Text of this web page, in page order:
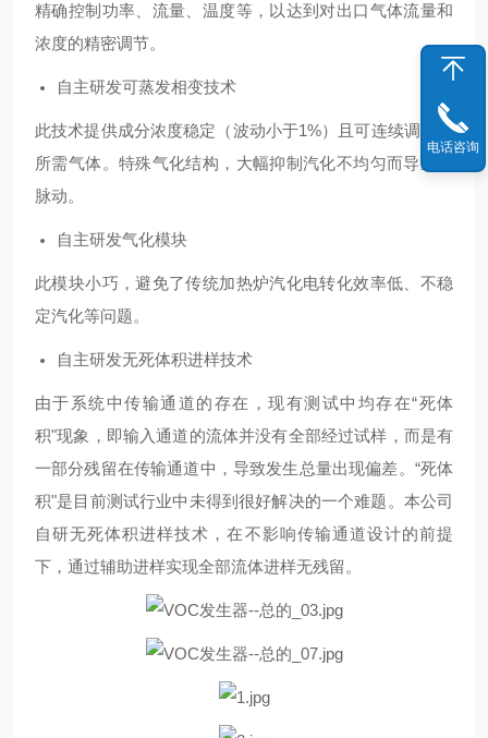
精确控制功率、流量、温度等，以达到对出口气体流量和
浓度的精密调节。
自主研发可蒸发相变技术
此技术提供成分浓度稳定（波动小于1%）且可连续调控的
所需气体。特殊气化结构，大幅抑制汽化不均匀而导致的
脉动。
自主研发气化模块
此模块小巧，避免了传统加热炉汽化电转化效率低、不稳
定汽化等问题。
自主研发无死体积进样技术
由于系统中传输通道的存在，现有测试中均存在“死体
积"现象，即输入通道的流体并没有全部经过试样，而是有
一部分残留在传输通道中，导致发生总量出现偏差。“死体
积"是目前测试行业中未得到很好解决的一个难题。本公司
自研无死体积进样技术，在不影响传输通道设计的前提
下，通过辅助进样实现全部流体进样无残留。
电话咨询